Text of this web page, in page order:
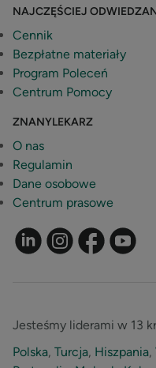
NAJCZĘŚCIEJ
Cennik
Bezpłatne materiały
Program Poleceń
Centrum Pomocy
ZNANYLEKARZ
O nas
Regulamin
Dane osobowe
Centrum prasowe
Jesteśmy liderami w 13
Polska, Turcja, Hiszpania,